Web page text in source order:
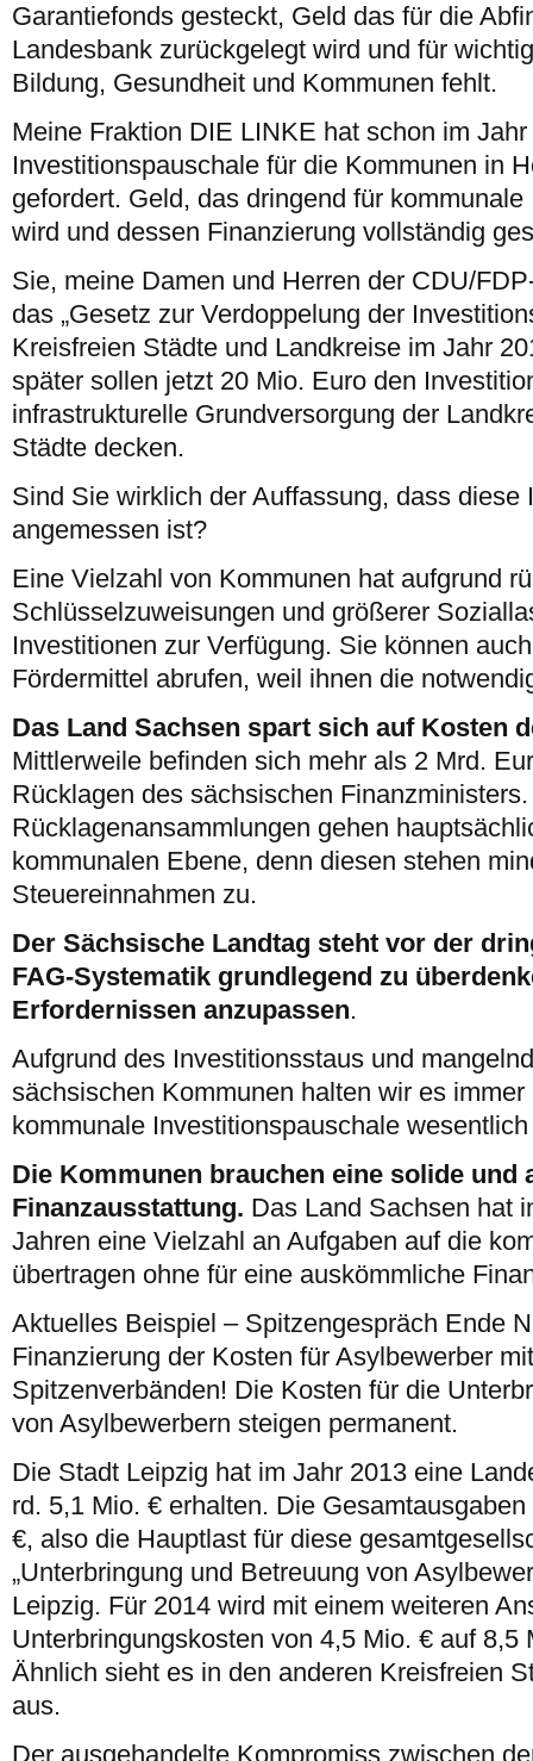
Garantiefonds gesteckt, Geld das für die
Landesbank zurückgelegt wird und für
Bildung, Gesundheit und Kommunen fehlt.
Meine Fraktion DIE LINKE hat schon im
Investitionspauschale für die Kommunen in
gefordert. Geld, das dringend für
wird und dessen Finanzierung vollständig
Sie, meine Damen und Herren der CDU/
das „Gesetz zur Verdoppelung der
Kreisfreien Städte und Landkreise im Jahr
später sollen jetzt 20 Mio. Euro den
infrastrukturelle Grundversorgung der
Städte decken.
Sind Sie wirklich der Auffassung, dass diese
angemessen ist?
Eine Vielzahl von Kommunen hat aufgrund
Schlüsselzuweisungen und größerer
Investitionen zur Verfügung. Sie können
Fördermittel abrufen, weil ihnen die
Das Land Sachsen spart sich auf Kosten
Mittlerweile befinden sich mehr als 2 Mrd.
Rücklagen des sächsischen
Rücklagenansammlungen gehen
kommunalen Ebene, denn diesen stehen
Steuereinnahmen zu.
Der Sächsische Landtag steht vor der
FAG-Systematik grundlegend zu
Erfordernissen anzupassen.
Aufgrund des Investitionsstaus und
sächsischen Kommunen halten wir es
kommunale Investitionspauschale
Die Kommunen brauchen eine solide und
Finanzausstattung. Das Land Sachsen hat
Jahren eine Vielzahl an Aufgaben auf die
übertragen ohne für eine auskömmliche
Aktuelles Beispiel – Spitzengespräch Ende
Finanzierung der Kosten für Asylbewerber
Spitzenverbänden! Die Kosten für die
von Asylbewerbern steigen permanent.
Die Stadt Leipzig hat im Jahr 2013 eine
rd. 5,1 Mio. € erhalten. Die
€, also die Hauptlast für diese
„Unterbringung und Betreuung von
Leipzig. Für 2014 wird mit einem weiteren
Unterbringungskosten von 4,5 Mio. € auf 8,5
Ähnlich sieht es in den anderen Kreisfreien
aus.
Der ausgehandelte Kompromiss zwischen